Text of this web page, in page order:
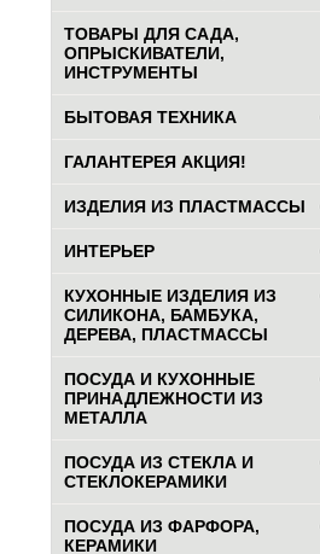
ТОВАРЫ ДЛЯ САДА,
ОПРЫСКИВАТЕЛИ,
ИНСТРУМЕНТЫ
БЫТОВАЯ ТЕХНИКА
ГАЛАНТЕРЕЯ АКЦИЯ!
ИЗДЕЛИЯ ИЗ ПЛАСТМАССЫ
ИНТЕРЬЕР
КУХОННЫЕ ИЗДЕЛИЯ ИЗ
СИЛИКОНА, БАМБУКА,
ДЕРЕВА, ПЛАСТМАССЫ
ПОСУДА И КУХОННЫЕ
ПРИНАДЛЕЖНОСТИ ИЗ
МЕТАЛЛА
ПОСУДА ИЗ СТЕКЛА И
СТЕКЛОКЕРАМИКИ
ПОСУДА ИЗ ФАРФОРА,
КЕРАМИКИ